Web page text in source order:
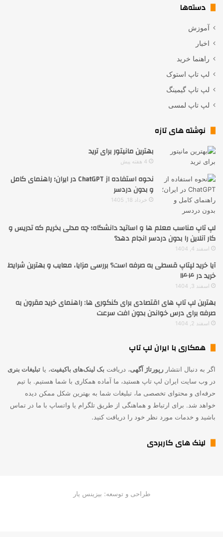
دسته‌ها
آموزش
اخبار
راهنما خرید
لپ تاپ استوک
لپ تاپ گیمینگ
لپ تاپ لمسی
نوشته های تازه
بهترین مانیتور برای ترید
4 هفته پیش
نحوه استفاده از ChatGPT در ایران؛ راهنمای کامل
و بدون دردسر
خرداد 18, 1405
لپ تاپ مناسب معلم ها و اساتید دانشگاه؛ چه مدلی بخریم که تدریس و
کار آنلاین را بدون دردسر انجام دهد؟
اسفند 4, 1404
آیا خرید لپتاپ قسطی به صرفه است؟ بررسی مزایا، معایب و بهترین شرایط
خرید در ۱۴۰۴
اسفند 3, 1404
بهترین لپ تاپ های اقتصادی برای کنکوری ها: راهنمای خرید مقرون به
صرفه برای درس خواندن بدون افت سرعت
اسفند 2, 1404
همکاری با ایران لپ تاپ
اگر به دنبال انتشار رپورتاژ آگهی، دریافت بک لینک‌های باکیفیت، یا تبلیغات بنری
در وب سایت ایران لپ تاپ هستید، ما آماده همکاری با شما هستیم. با تیم
حرفه‌ای و محتوای تخصصی ما، تبلیغات شما به بهترین شکل ممکن دیده
خواهد شد. برای ارتباط و هماهنگی از طریق تلگرام یا واتساپ با ما در تماس
باشید و خدمات مورد نظر خود را دریافت کنید.
لینک های کاربردی
طراحی و توسعه: بیزینس یار